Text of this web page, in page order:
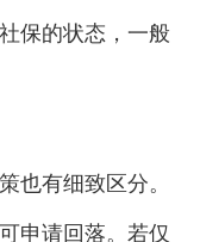
保的状态，一般
有细致区分。
申请回落。若仅